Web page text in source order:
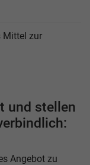
Mittel zur
und stellen
Angebot zu